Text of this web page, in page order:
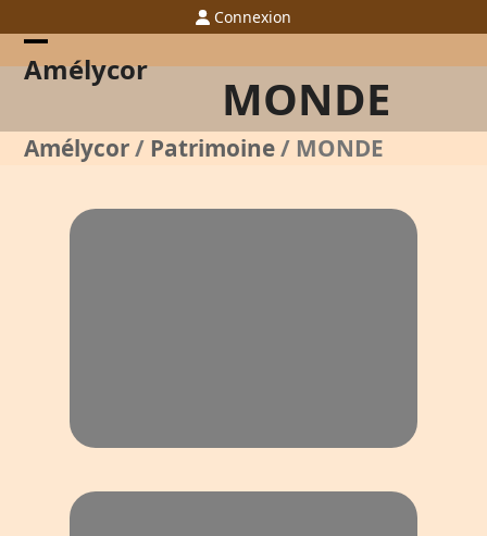
to
content
Connexion
Amélycor
Open
menu
Close
menu
MONDE
Amélycor/ Patrimoine/ MONDE